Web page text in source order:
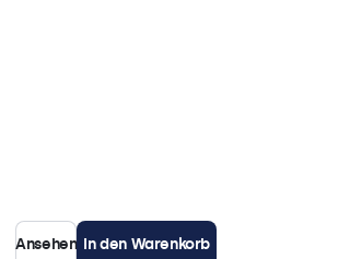
Ansehen In den Warenkorb